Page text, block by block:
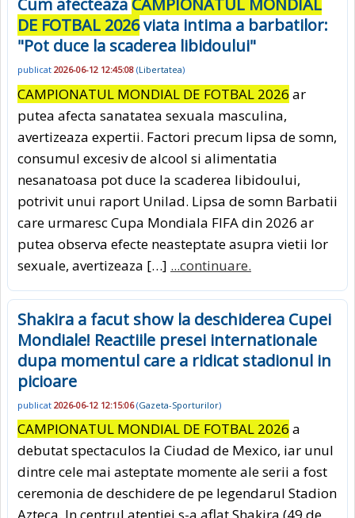
Cum afecteaza CAMPIONATUL MONDIAL
DE FOTBAL 2026viata intima a barbatilor:
"Pot duce la scaderea libidoului"
publicat 2026-06-12 12:45:08 (Libertatea)
CAMPIONATUL MONDIAL DE FOTBAL 2026 ar
putea afecta sanatatea sexuala masculina,
avertizeaza expertii. Factori precum lipsa de somn,
consumul excesiv de alcool si alimentatia
nesanatoasa pot duce la scaderea libidoului,
potrivit unui raport Unilad. Lipsa de somn Barbatii
care urmaresc Cupa Mondiala FIFA din 2026 ar
putea observa efecte neasteptate asupra vietii lor
sexuale, avertizeaza […] ...continuare.
Shakira a facut show la deschiderea Cupei
Mondiale! Reactiile presei internationale
dupa momentul care a ridicat stadionul in
picioare
publicat 2026-06-12 12:15:06(Gazeta-Sporturilor)
CAMPIONATUL MONDIAL DE FOTBAL 2026 a
debutat spectaculos la Ciudad de Mexico, iar unul
dintre cele mai asteptate momente ale serii a fost
ceremonia de deschidere de pe legendarul Stadion